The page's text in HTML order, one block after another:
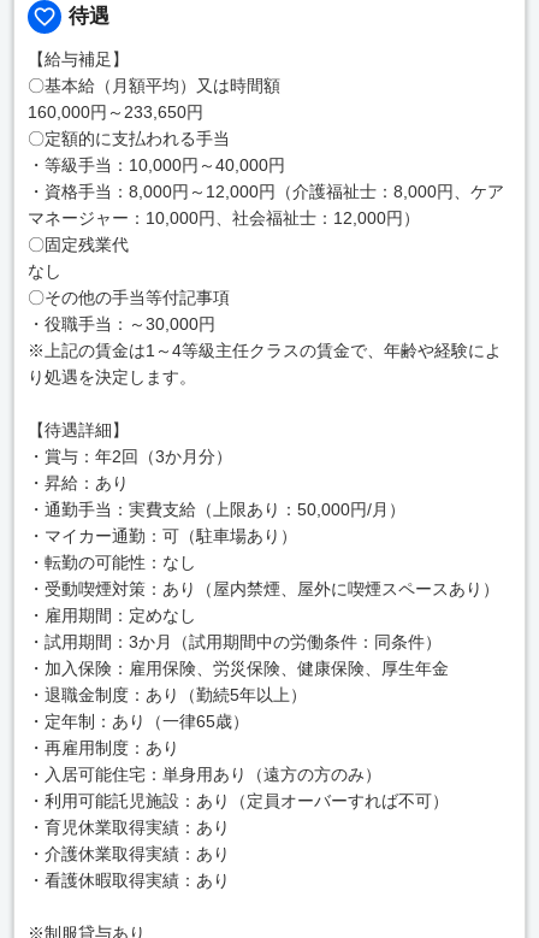
待遇
【給与補足】
〇基本給（月額平均）又は時間額
160,000円～233,650円
〇定額的に支払われる手当
・等級手当：10,000円～40,000円
・資格手当：8,000円～12,000円（介護福祉士：8,000円、ケア
マネージャー：10,000円、社会福祉士：12,000円）
〇固定残業代
なし
〇その他の手当等付記事項
・役職手当：～30,000円
※上記の賃金は1～4等級主任クラスの賃金で、年齢や経験によ
り処遇を決定します。
【待遇詳細】
・賞与：年2回（3か月分）
・昇給：あり
・通勤手当：実費支給（上限あり：50,000円/月）
・マイカー通勤：可（駐車場あり）
・転勤の可能性：なし
・受動喫煙対策：あり（屋内禁煙、屋外に喫煙スペースあり）
・雇用期間：定めなし
・試用期間：3か月（試用期間中の労働条件：同条件）
・加入保険：雇用保険、労災保険、健康保険、厚生年金
・退職金制度：あり（勤続5年以上）
・定年制：あり（一律65歳）
・再雇用制度：あり
・入居可能住宅：単身用あり（遠方の方のみ）
・利用可能託児施設：あり（定員オーバーすれば不可）
・育児休業取得実績：あり
・介護休業取得実績：あり
・看護休暇取得実績：あり
※制服貸与あり